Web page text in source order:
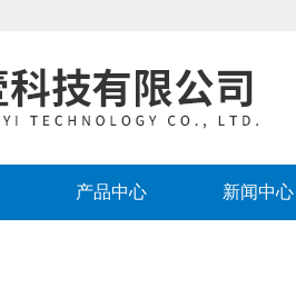
产品中心 新闻中心